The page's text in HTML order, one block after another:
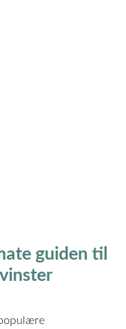
guiden til